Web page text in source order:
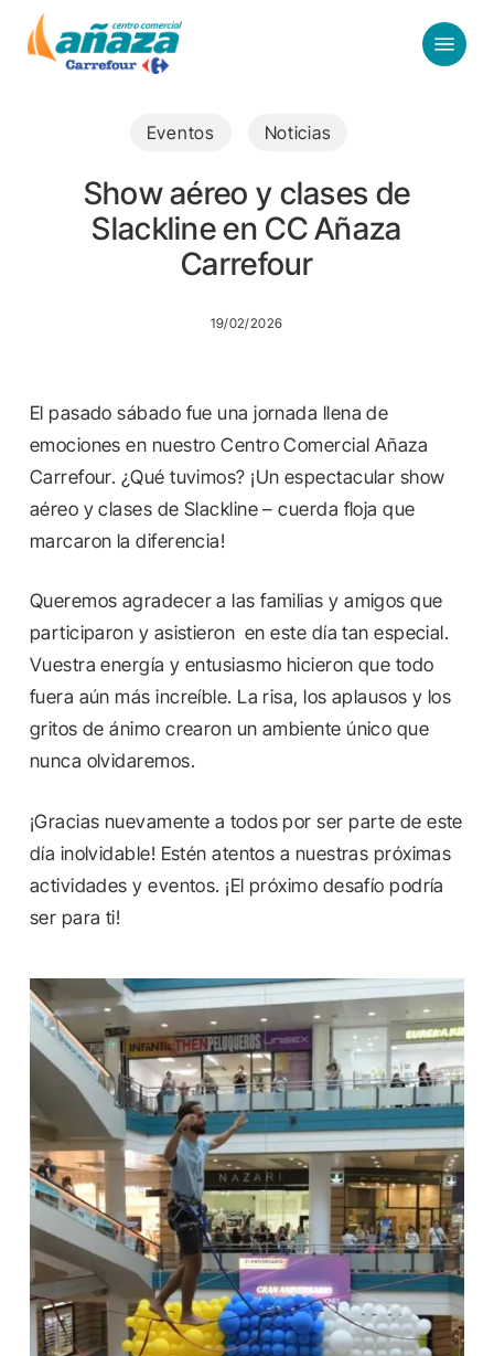
Menu
Eventos Noticias
Show aéreo y clases de
Slackline en CC Añaza
Carrefour
19/02/2026
El pasado sábado fue una jornada llena de
emociones en nuestro Centro Comercial Añaza
Carrefour. ¿Qué tuvimos? ¡Un espectacular show
aéreo y clases de Slackline – cuerda floja que
marcaron la diferencia!
Queremos agradecer a las familias y amigos que
participaron y asistieron en este día tan especial.
Vuestra energía y entusiasmo hicieron que todo
fuera aún más increíble. La risa, los aplausos y los
gritos de ánimo crearon un ambiente único que
nunca olvidaremos.
¡Gracias nuevamente a todos por ser parte de este
día inolvidable! Estén atentos a nuestras próximas
actividades y eventos. ¡El próximo desafío podría
ser para ti!